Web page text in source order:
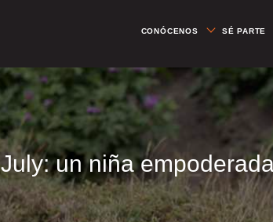
CONÓCENOS SÉ PARTE
July: un niña